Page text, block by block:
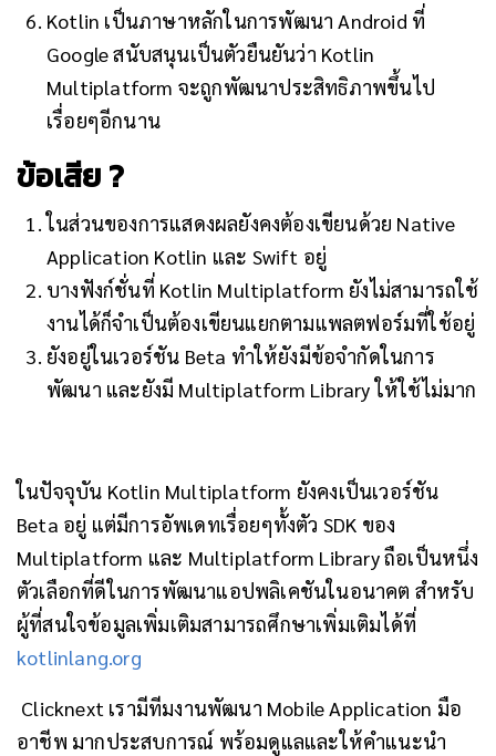
Kotlin เป็นภาษาหลักในการพัฒนา Android ที่
Google สนับสนุนเป็นตัวยืนยันว่า Kotlin
Multiplatform จะถูกพัฒนาประสิทธิภาพขึ้นไป
เรื่อยๆอีกนาน
ข้อเสีย ?
ในส่วนของการแสดงผลยังคงต้องเขียนด้วย Native
Application Kotlin และ Swift อยู่
บางฟังก์ชั่นที่ Kotlin Multiplatform ยังไม่สามารถใช้
งานได้ก็จำเป็นต้องเขียนแยกตามแพลตฟอร์มที่ใช้อยู่
ยังอยู่ในเวอร์ชัน Beta ทำให้ยังมีข้อจำกัดในการ
พัฒนา และยังมี Multiplatform Library ให้ใช้ไม่มาก
ในปัจจุบัน Kotlin Multiplatform ยังคงเป็นเวอร์ชัน
Beta อยู่ แต่มีการอัพเดทเรื่อยๆทั้งตัว SDK ของ
Multiplatform และ Multiplatform Library ถือเป็นหนึ่ง
ตัวเลือกที่ดีในการพัฒนาแอปพลิเคชันในอนาคต สำหรับ
ผู้ที่สนใจข้อมูลเพิ่มเติมสามารถศึกษาเพิ่มเติมได้ที่
kotlinlang.org
Clicknext เรามีทีมงานพัฒนา Mobile Application มือ
อาชีพ มากประสบการณ์ พร้อมดูแลและให้คำแนะนำ